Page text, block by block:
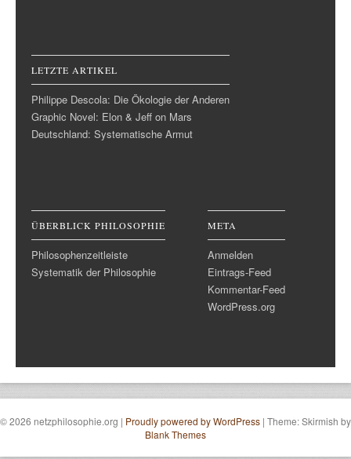
LETZTE ARTIKEL
Philippe Descola: Die Ökologie der Anderen
Graphic Novel: Elon & Jeff on Mars
Deutschland: Systematische Armut
ÜBERBLICK PHILOSOPHIE
Philosophenzeitleiste
Systematik der Philosophie
META
Anmelden
Eintrags-Feed
Kommentar-Feed
WordPress.org
© 2026 netzphilosophie.org | Proudly powered by WordPress | Theme: Skirmish by
Blank Themes